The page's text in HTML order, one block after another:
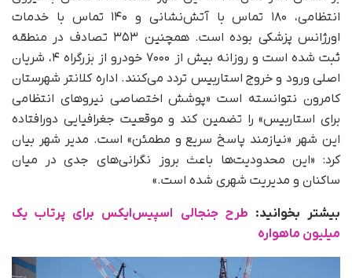
انتظامی، ۱۸۰ تماس با آتش‌نشانی و ۱۴۰ تماس با خدمات
اورژانس پزشکی بوده است. همچنین ۳۵۳ تصادف در منطقه
ثبت شده است و روزانه بیش از ۷۰۰۰ خودرو از بزرگراه ۴، شریان
اصلی ورود و خروج استاربیس تردد می‌کنند. اداره کلانتر شهرستان
کامرون نتوانسته است «پوشش اختصاصی نیروهای انتظامی
برای استاربیس» را تضمین کند و موقعیت جغرافیایی دورافتاده
این شهر «نیازمند پاسخ سریع و مطمئن» است. مدیر شهر بیان
کرد: «این محدودیت‌ها باعث بروز نگرانی‌های جدی در میان
ساکنان و مدیریت شهری شده است.»
بیشتر بخوانید: طرح جنجالی اسپیس‌ایکس برای پرتاب یک
میلیون ماهواره